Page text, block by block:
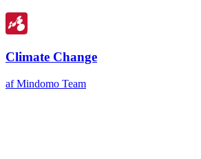
Climate Change
af Mindomo Team